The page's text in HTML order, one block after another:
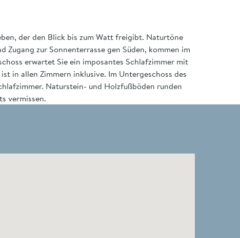
der den Blick bis zum Watt freigibt. Naturtöne
Zugang zur Sonnenterrasse gen Süden, kommen im
erwartet Sie ein imposantes Schlafzimmer mit
in allen Zimmern inklusive. Im Untergeschoss des
Naturstein- und Holzfußböden runden
vermissen.